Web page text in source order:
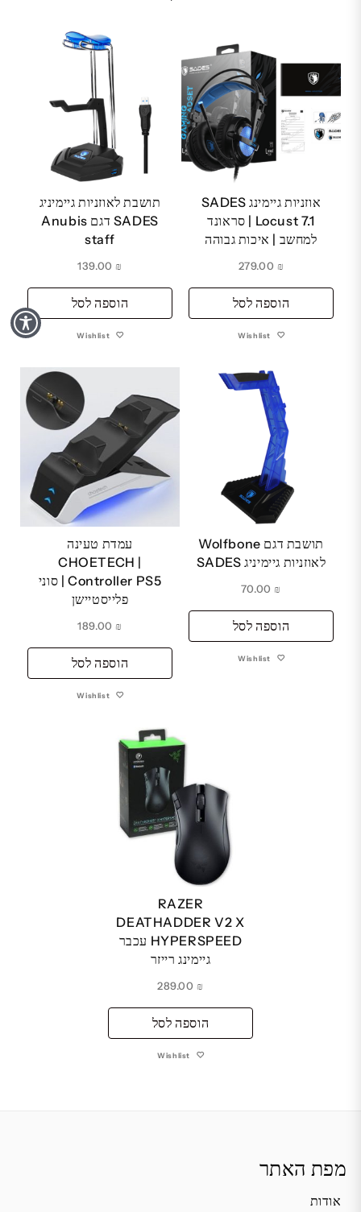
אוזניות גיימינג SADES
Locust 7.1 | סראונד
למחשב | איכות גבוהה
₪
הוספה לסל
Wishlist
תושבת לאוזניות גיימיניג
SADES דגם Anubis
staff
₪
הוספה לסל
Wishlist
תושבת דגם Wolfbone
לאוזניות גיימיניג SADES
₪
הוספה לסל
Wishlist
עמדת טעינה
CHOETECH |
Controller PS5 | סוני
פלייסטיישן
₪
הוספה לסל
Wishlist
RAZER
DEATHADDER V2 X
HYPERSPEED עכבר
גיימינג רייזר
₪
הוספה לסל
Wishlist
מפת האתר
אודות